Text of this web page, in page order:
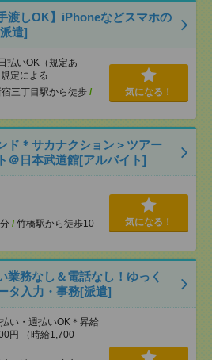
渡しOK】iPhoneなどスマホの
遣]
いOK（規定あ
定による
宿三丁目駅から徒歩 /
気になる！
ド＊サカナクション＞ツアー
＠日本武道館[アルバイト]
/ 竹橋駅から徒歩10
…
気になる！
業務なし＆電話なし！ゆっく
タ入力・事務[派遣]
い・週払いOK＊昇給
円 （時給1,700